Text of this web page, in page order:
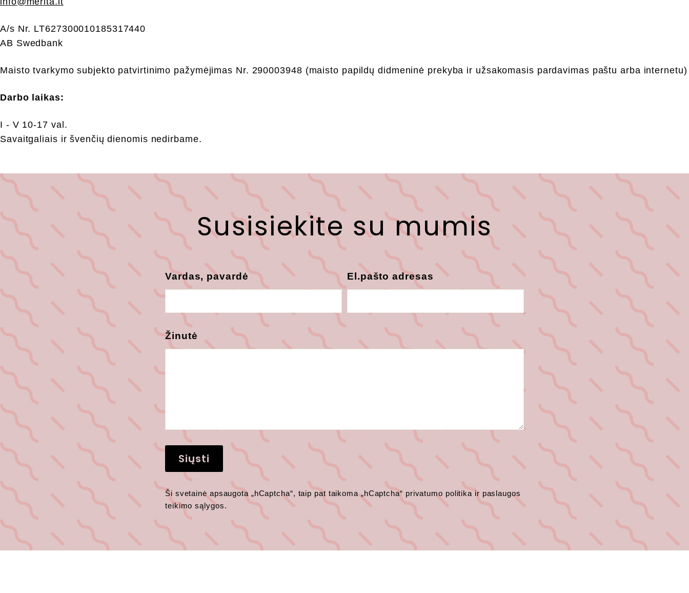
e
s
A/s Nr. LT627300010185317440
AB Swedbank
Maisto tvarkymo subjekto patvirtinimo pažymėjimas Nr. 290003948 (maisto papildų didmeninė prekyba ir užsakomasis pardavimas paštu arba internetu)
Darbo laikas:
I - V 10-17 val.
Savaitgaliais ir švenčių dienomis nedirbame.
Susisiekite su mumis
Vardas, pavardė El.pašto adresas
Žinutė
Siųsti
Ši svetainė apsaugota „hCaptcha“, taip pat taikoma „hCaptcha“ privatumo politika ir paslaugos
teikimo sąlygos.